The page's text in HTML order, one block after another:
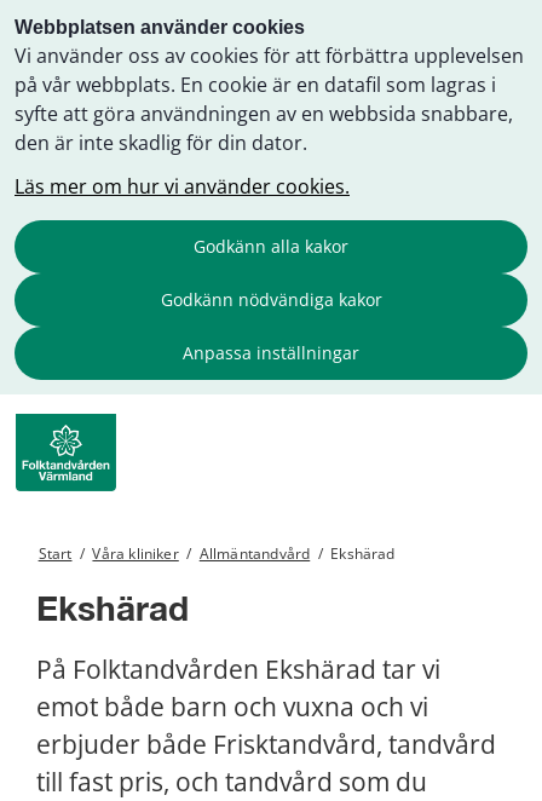
Webbplatsen använder cookies
Vi använder oss av cookies för att förbättra upplevelsen
på vår webbplats. En cookie är en datafil som lagras i
syfte att göra användningen av en webbsida snabbare,
den är inte skadlig för din dator.
Läs mer om hur vi använder cookies.
Godkänn alla kakor
Godkänn nödvändiga kakor
Anpassa inställningar
Start / Våra kliniker / Allmäntandvård / Ekshärad
Ekshärad
På Folktandvården Ekshärad tar vi
emot både barn och vuxna och vi
erbjuder både Frisktandvård, tandvård
till fast pris, och tandvård som du